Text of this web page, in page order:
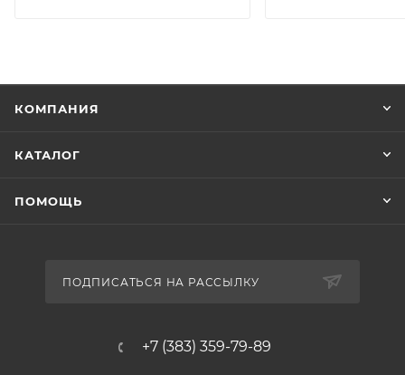
КОМПАНИЯ
КАТАЛОГ
ПОМОЩЬ
ПОДПИСАТЬСЯ НА РАССЫЛКУ
+7 (383) 359-79-89